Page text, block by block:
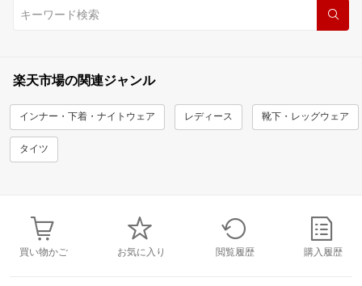
楽天市場の関連ジャンル
インナー・下着・ナイトウェア レディース 靴下・レッグウェア
タイツ
買い物かご お気に入り 閲覧履歴 購入履歴